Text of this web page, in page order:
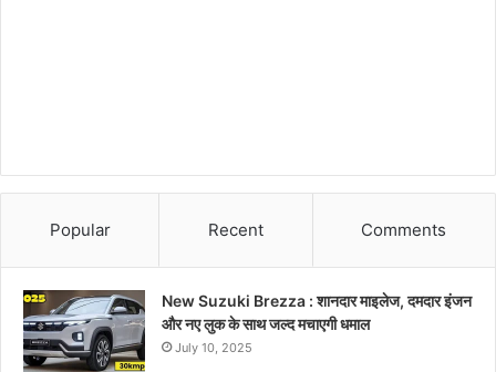
Popular Recent Comments
New Suzuki Brezza : शानदार माइलेज, दमदार इंजन
और नए लुक के साथ जल्द मचाएगी धमाल
July 10, 2025